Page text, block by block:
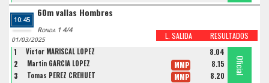
10:45
60m vallas Hombres
Ronda 1 4/4
L. SALIDA RESULTADOS
01/03/2025
1 Victor MARISCAL LOPEZ 8.04
Oficial
2 Martin GARCIA LOPEZ 8.15
MMP Oficial
3 Tomas PEREZ CREHUET 8.20
MMP
Oficial